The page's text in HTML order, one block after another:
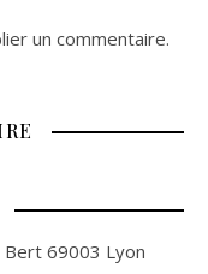
un commentaire.
Bert 69003 Lyon